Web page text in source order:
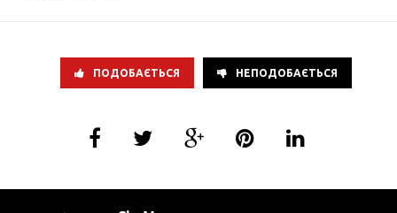
ПОДОБАЄТЬСЯ НЕПОДОБАЄТЬСЯ